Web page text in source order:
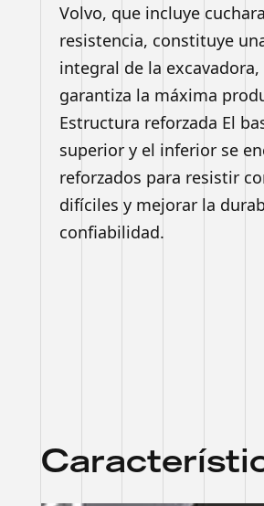
Volvo, que incluye
resistencia, constituye
integral de la
garantiza la máxima
Estructura reforzada El
superior y el inferior se
reforzados para resistir
difíciles y mejorar la
confiabilidad.